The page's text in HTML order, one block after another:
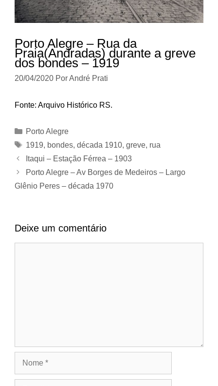
Porto Alegre – Rua da
Praia(Andradas) durante a greve
dos bondes – 1919
20/04/2020 PorAndré Prati
Fonte: Arquivo Histórico RS.
Categorias
Porto Alegre
Tags
1919, bondes, década 1910, greve, rua
Itaqui – Estação Férrea – 1903
Porto Alegre – Av Borges de Medeiros – Largo
Glênio Peres – década 1970
Deixe um comentário